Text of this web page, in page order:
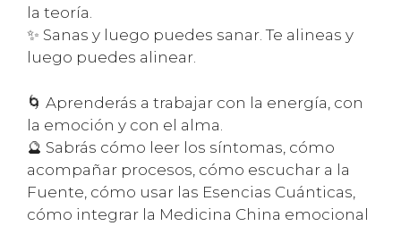
la teoría.
✨ Sanas y luego puedes sanar. Te alineas y
luego puedes alinear.
🌀 Aprenderás a trabajar con la energía, con
la emoción y con el alma.
🔮 Sabrás cómo leer los síntomas, cómo
acompañar procesos, cómo escuchar a la
Fuente, cómo usar las Esencias Cuánticas,
cómo integrar la Medicina China emocional